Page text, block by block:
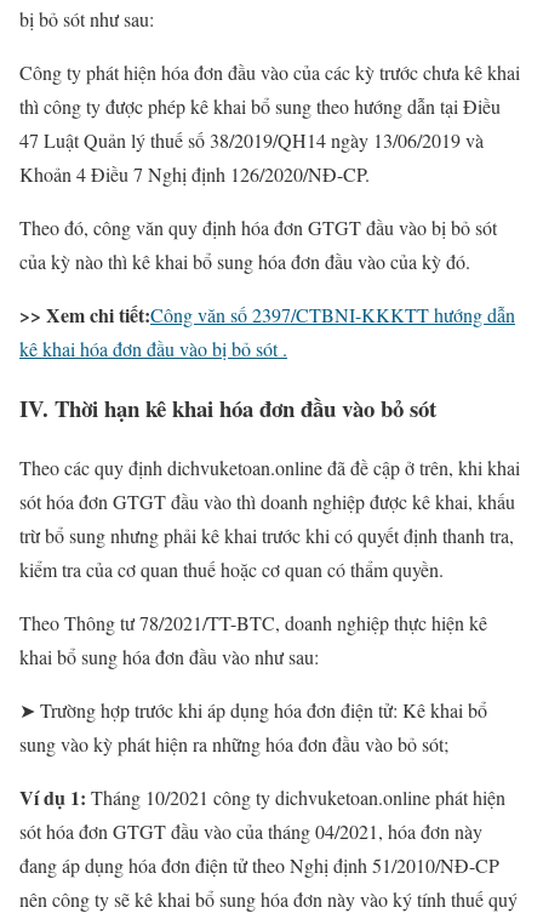
bị bỏ sót như sau:
Công ty phát hiện hóa đơn đầu vào của các kỳ trước chưa kê khai
thì công ty được phép kê khai bổ sung theo hướng dẫn tại Điều
47 Luật Quản lý thuế số 38/2019/QH14 ngày 13/06/2019 và
Khoản 4 Điều 7 Nghị định 126/2020/NĐ-CP.
Theo đó, công văn quy định hóa đơn GTGT đầu vào bị bỏ sót
của kỳ nào thì kê khai bổ sung hóa đơn đầu vào của kỳ đó.
>> Xem chi tiết:Công văn số 2397/CTBNI-KKKTT hướng dẫn
kê khai hóa đơn đầu vào bị bỏ sót .
IV. Thời hạn kê khai hóa đơn đầu vào bỏ sót
Theo các quy định dichvuketoan.online đã đề cập ở trên, khi khai
sót hóa đơn GTGT đầu vào thì doanh nghiệp được kê khai, khấu
trừ bổ sung nhưng phải kê khai trước khi có quyết định thanh tra,
kiểm tra của cơ quan thuế hoặc cơ quan có thẩm quyền.
Theo Thông tư 78/2021/TT-BTC, doanh nghiệp thực hiện kê
khai bổ sung hóa đơn đầu vào như sau:
➤ Trường hợp trước khi áp dụng hóa đơn điện tử: Kê khai bổ
sung vào kỳ phát hiện ra những hóa đơn đầu vào bỏ sót;
Ví dụ 1: Tháng 10/2021 công ty dichvuketoan.online phát hiện
sót hóa đơn GTGT đầu vào của tháng 04/2021, hóa đơn này
đang áp dụng hóa đơn điện tử theo Nghị định 51/2010/NĐ-CP
nên công ty sẽ kê khai bổ sung hóa đơn này vào ký tính thuế quý